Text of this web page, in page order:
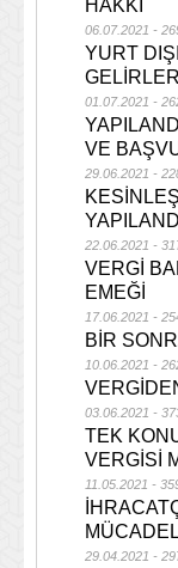
HAKKI
06.07.2021 -
YURT
GELİRLERİ
01.07.2021 -
VE
29.06.2021 -
22.06.2021 -
VERGİ
EMEĞİ
17.06.2021 -
BİR
10.06.2021 -
03.06.2021 -
TEK
VERGİSİ
11.05.2021 -
29.04.2021 -